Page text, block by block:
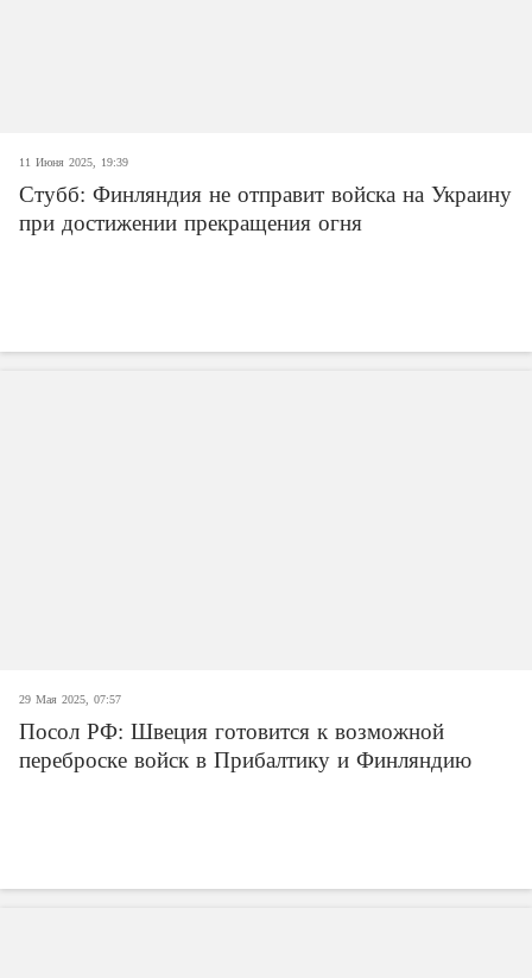
11 Июня 2025, 19:39
Стубб: Финляндия не отправит войска на Украину
при достижении прекращения огня
29 Мая 2025, 07:57
Посол РФ: Швеция готовится к возможной
переброске войск в Прибалтику и Финляндию